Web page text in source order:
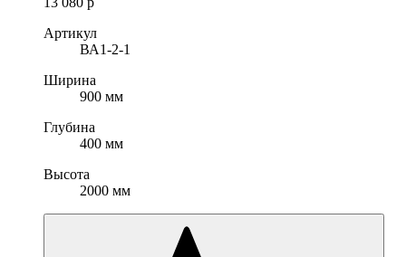
Артикул
ВА1-2-1
Ширина
900 мм
Глубина
400 мм
Высота
2000 мм